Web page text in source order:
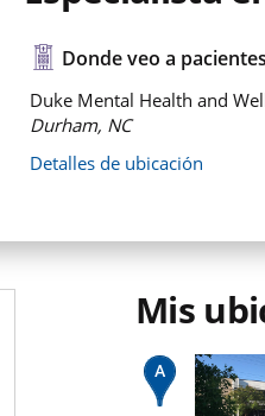
Donde veo a pacientes
Duke Mental Health and
Durham, NC
Detalles de ubicación
Mis